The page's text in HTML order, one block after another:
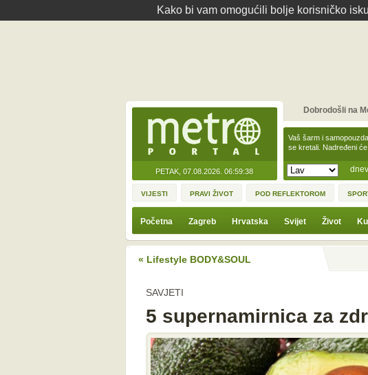
Kako bi vam omogućili bolje korisničko
PETAK, 07.08.2026. 06:59:38
Vaš šarm i
se kretali. Nadređeni
Dobrodošli na
VIJESTI PRAVI ŽIVOT POD REFLEKTOROM
Početna Zagreb Hrvatska Svijet Život
« Lifestyle BODY&SOUL
SAVJETI
5 supernamirnica za